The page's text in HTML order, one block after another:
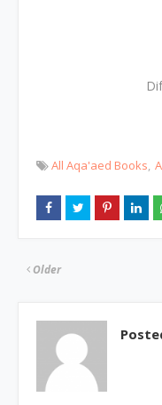
All Aqa'aed Books
Older